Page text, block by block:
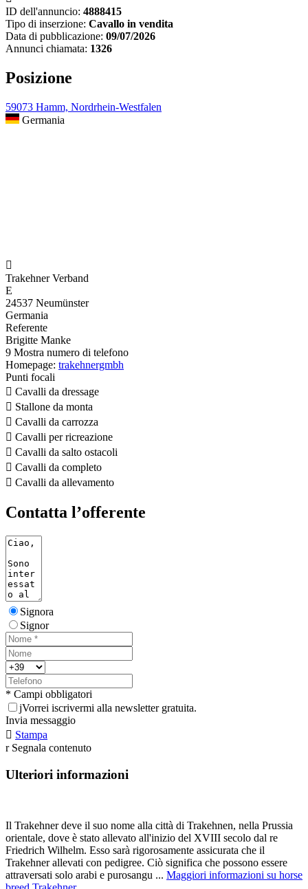
ID dell'annuncio: 4888415
Tipo di inserzione: Cavallo in vendita
Data di pubblicazione: 09/07/2026
Annunci chiamata: 1326
Posizione
59073 Hamm, Nordrhein-Westfalen
Germania

Trakehner Verband
E
24537 Neumünster
Germania
Referente
Brigitte Manke
9 Mostra numero di telefono
Homepage: trakehnergmbh
Punti focali
 Cavalli da dressage
 Stallone da monta
 Cavalli da carrozza
 Cavalli per ricreazione
 Cavalli da salto ostacoli
 Cavalli da completo
 Cavalli da allevamento
Contatta l’offerente
Signora
Signor
* Campi obbligatori
jVorrei iscrivermi alla newsletter gratuita.
Invia messaggio
 Stampa
r Segnala contenuto
Ulteriori informazioni
Il Trakehner deve il suo nome alla città di Trakehnen, nella Prussia
orientale, dove è stato allevato all'inizio del XVIII secolo dal re
Friedrich Wilhelm. Esso sarà rigorosamente assicurata che il
Trakehner allevati con pedigree. Ciò significa che possono essere
attraversati solo arabi e purosangu ... Maggiori informazioni su horse